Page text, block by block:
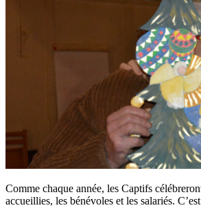
Comme chaque année, les Captifs
accueillies, les bénévoles et les salariés.